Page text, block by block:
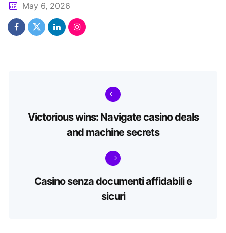
May 6, 2026
Victorious wins: Navigate casino deals
and machine secrets
Casino senza documenti affidabili e
sicuri